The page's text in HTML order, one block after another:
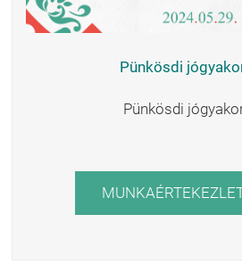
Pünkösdi
Pünkösdi